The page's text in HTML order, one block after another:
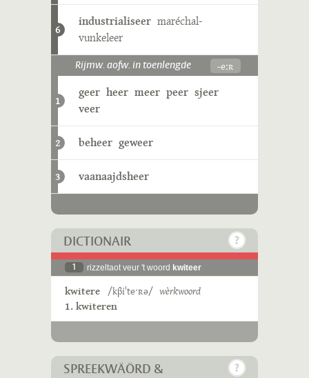
6
industrialiseer maréchal-
vunkeleer
Rijmw. aofw. in toenlengde -eːʀ
1
geer heer meer peer sjeer
veer
2 beheer geweer
3 vaanaajdsheer
DICTIONAIR
1 rizzeltaot veur 't woord kwiteer
kwitere /kβiˈteˑʀə/ wèrkwoord
1. kwiteren
SPREEKWÄÖRD &